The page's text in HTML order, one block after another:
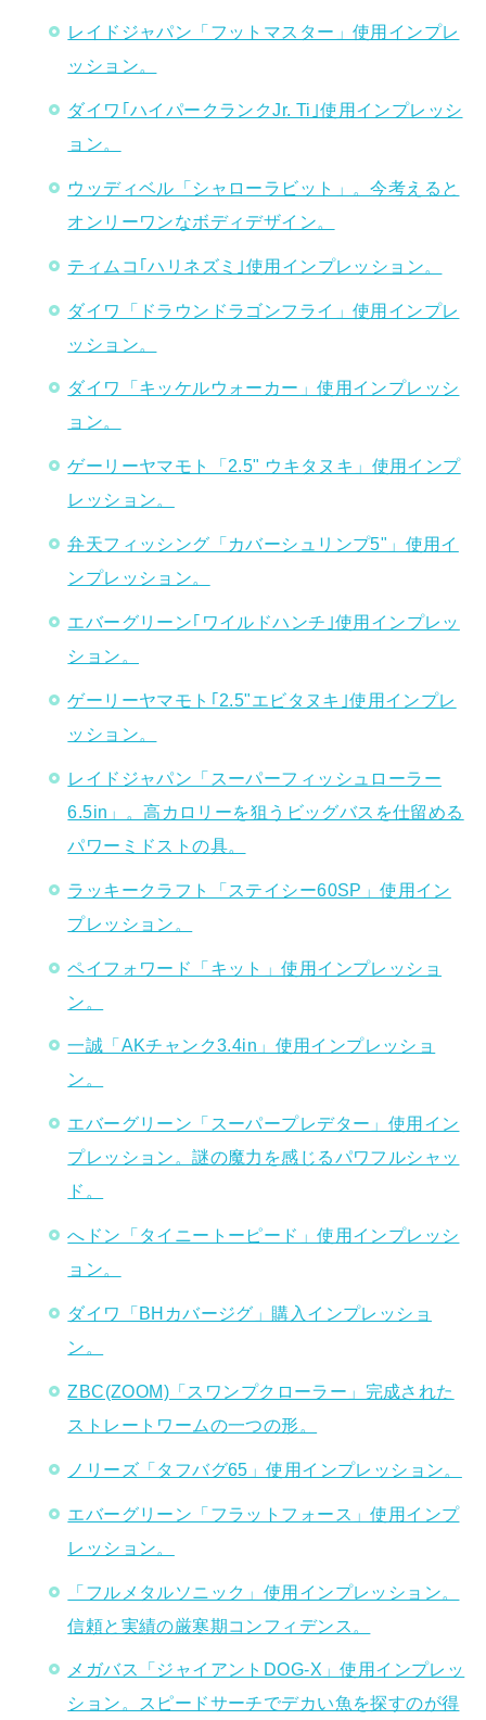
レイドジャパン「フットマスター」使用インプレ
ッション。
ダイワ｢ハイパークランクJr. Ti｣使用インプレッシ
ョン。
ウッディベル「シャローラビット」。今考えると
オンリーワンなボディデザイン。
ティムコ｢ハリネズミ｣使用インプレッション。
ダイワ「ドラウンドラゴンフライ」使用インプレ
ッション。
ダイワ「キッケルウォーカー」使用インプレッシ
ョン。
ゲーリーヤマモト「2.5" ウキタヌキ」使用インプ
レッション。
弁天フィッシング「カバーシュリンプ5"」使用イ
ンプレッション。
エバーグリーン｢ワイルドハンチ｣使用インプレッ
ション。
ゲーリーヤマモト｢2.5"エビタヌキ｣使用インプレ
ッション。
レイドジャパン「スーパーフィッシュローラー
6.5in」。高カロリーを狙うビッグバスを仕留める
パワーミドストの具。
ラッキークラフト「ステイシー60SP」使用イン
プレッション。
ペイフォワード「キット」使用インプレッショ
ン。
一誠「AKチャンク3.4in」使用インプレッショ
ン。
エバーグリーン「スーパープレデター」使用イン
プレッション。謎の魔力を感じるパワフルシャッ
ド。
へドン「タイニートーピード」使用インプレッシ
ョン。
ダイワ「BHカバージグ」購入インプレッショ
ン。
ZBC(ZOOM)「スワンプクローラー」完成された
ストレートワームの一つの形。
ノリーズ「タフバグ65」使用インプレッション。
エバーグリーン「フラットフォース」使用インプ
レッション。
「フルメタルソニック」使用インプレッション。
信頼と実績の厳寒期コンフィデンス。
メガバス「ジャイアントDOG-X」使用インプレッ
ション。スピードサーチでデカい魚を探すのが得